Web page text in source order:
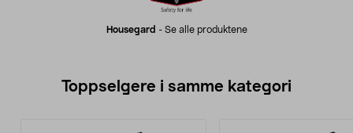
Housegard - Se alle produktene
Toppselgere i samme kategori